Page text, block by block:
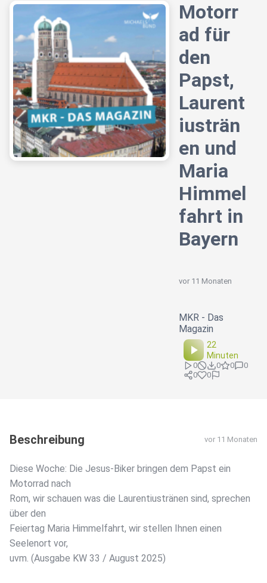
Motorr
ad für
den
Papst,
Laurent
iusträn
en und
Maria
Himmel
fahrt in
Bayern
vor 11 Monaten
MKR - Das
Magazin
22
Minuten
0 0 0
0
0
0
Beschreibung vor 11 Monaten
Diese Woche: Die Jesus-Biker bringen dem Papst ein
Motorrad nach
Rom, wir schauen was die Laurentiustränen sind, sprechen
über den
Feiertag Maria Himmelfahrt, wir stellen Ihnen einen
Seelenort vor,
uvm. (Ausgabe KW 33 / August 2025)